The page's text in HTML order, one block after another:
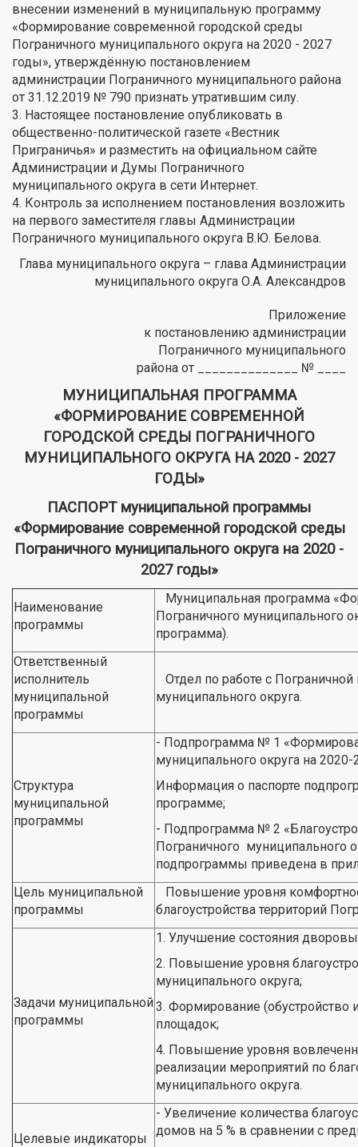
внесении изменений в муниципальную программу
«Формирование современной городской среды
Пограничного муниципального округа на 2020 - 2027
годы», утверждённую постановлением
администрации Пограничного муниципального района
от 31.12.2019 № 790 признать утратившим силу.
3. Настоящее постановление опубликовать в
общественно-политической газете «Вестник
Приграничья» и разместить на официальном сайте
Администрации и Думы Пограничного
муниципального округа в сети Интернет.
4. Контроль за исполнением постановления возложить
на первого заместителя главы Администрации
Пограничного муниципального округа В.Ю. Белова.
Глава муниципального округа – глава Администрации
муниципального округа О.А. Александров
Приложение
к постановлению администрации
Пограничного муниципального
района от ______________ № ____
МУНИЦИПАЛЬНАЯ ПРОГРАММА
«ФОРМИРОВАНИЕ СОВРЕМЕННОЙ
ГОРОДСКОЙ СРЕДЫ ПОГРАНИЧНОГО
МУНИЦИПАЛЬНОГО ОКРУГА НА 2020 - 2027
ГОДЫ»
ПАСПОРТ муниципальной программы
«Формирование современной городской среды
Пограничного муниципального округа на 2020 -
2027 годы»
Наименование
программы
Муниципальная программа
Пограничного муниципального
программа).
Ответственный
исполнитель
муниципальной
программы
Отдел по работе с
муниципального округа.
Структура
муниципальной
программы
- Подпрограмма № 1
муниципального округа на
Информация о паспорте
программе;
- Подпрограмма № 2
Пограничного муниципального
подпрограммы приведена в
Цель муниципальной
программы
Повышение уровня
благоустройства территорий
Задачи муниципальной
программы
1. Улучшение состояния
2. Повышение уровня
муниципального округа;
3. Формирование (обустройство
площадок;
4. Повышение уровня
реализации мероприятий по
муниципального округа.
Целевые индикаторы
- Увеличение количества
домов на 5 % в сравнении с